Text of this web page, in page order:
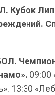
09:00
13:30